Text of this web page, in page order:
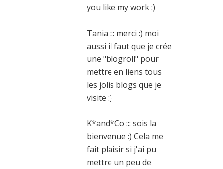
you like my work :)
Tania ::: merci :) moi
aussi il faut que je crée
une "blogroll" pour
mettre en liens tous
les jolis blogs que je
visite :)
K*and*Co ::: sois la
bienvenue :) Cela me
fait plaisir si j'ai pu
mettre un peu de